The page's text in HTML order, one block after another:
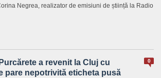
Negrea, realizator de emisiuni de știință la Radio
0
a revenit la Cluj cu
pare nepotrivită eticheta pusă